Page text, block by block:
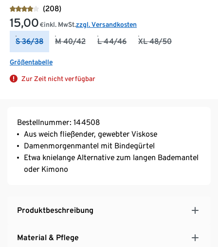
(208)
15,00 €inkl. MwSt.zzgl. Versandkosten
S 36/38 M 40/42 L 44/46 XL 48/50
Größentabelle
Zur Zeit nicht verfügbar
Bestellnummer: 144508
Aus weich fließender, gewebter Viskose
Damenmorgenmantel mit Bindegürtel
Etwa knielange Alternative zum langen Bademantel
oder Kimono
Produktbeschreibung
Material & Pflege